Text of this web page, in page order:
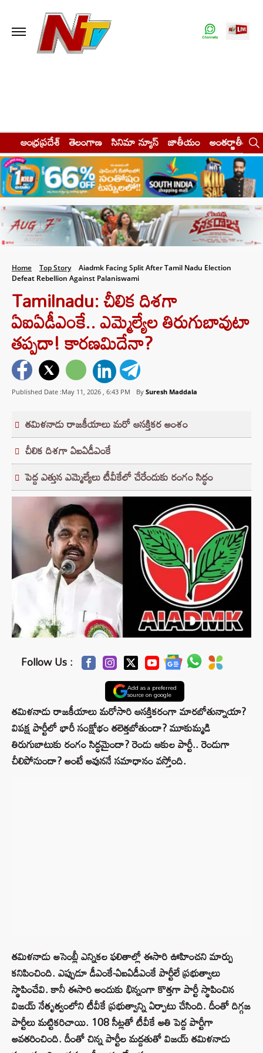
ఆంధ్రప్రదేశ్ తెలంగాణ సినిమా న్యూస్ జాతీయం అంతర్జాతీయం
Home Top Story
Aiadmk Facing Split After Tamil Nadu Election
Defeat Rebellion Against Palaniswami
Tamilnadu: చీలిక దిశగా
ఏఐఏడీఎంకే.. ఎమ్మెల్యేల తిరుగుబావుటా
తప్పదా! కారణమిదేనా?
Published Date :May 11, 2026 , 6:43 PM By Suresh Maddala
తమిళనాడు రాజకీయాలు మరో ఆసక్తికర అంశం
చీలిక దిశగా ఏఐఏడీఎంకే
పెద్ద ఎత్తున ఎమ్మెల్యేలు టీవీకేలో చేరేందుకు రంగం సిద్ధం
Follow Us :
Add as a preferred
source on google
తమిళనాడు రాజకీయాలు మరోసారి ఆసక్తికరంగా మారబోతున్నాయా?
విపక్ష పార్టీలో భారీ సంక్షోభం తలెత్తబోతుందా? మూకుమ్మడి
తిరుగుబాటుకు రంగం సిద్ధమైందా? రెండు ఆకుల పార్టీ.. రెండుగా
చీలిపోనుందా? అంటే అవుననే సమాధానం వస్తోంది.
తమిళనాడు అసెంబ్లీ ఎన్నికల ఫలితాల్లో ఈసారి ఊహించని మార్పు
కనిపించింది. ఎప్పుడూ డీఎంకే-ఏఐఏడీఎంకే పార్టీలే ప్రభుత్వాలు
స్థాపించేవి. కానీ ఈసారి అందుకు భిన్నంగా కొత్తగా పార్టీ స్థాపించిన
విజయ్ నేతృత్వంలోని టీవీకే ప్రభుత్వాన్ని ఏర్పాటు చేసింది. దీంతో దిగ్గజ
పార్టీలు మట్టికరిచాయి. 108 సీట్లతో టీవీకే అతి పెద్ద పార్టీగా
అవతరించింది. దీంతో చిన్న పార్టీల మద్దతుతో విజయ్ తమిళనాడు